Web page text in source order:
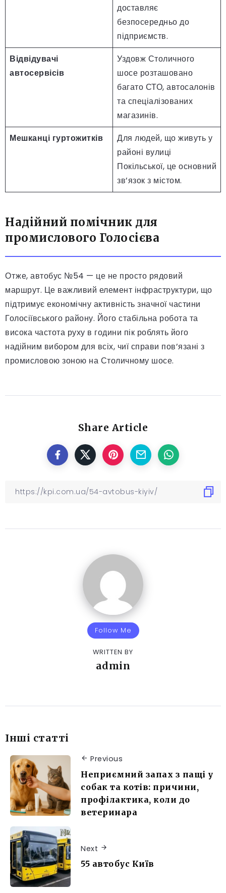
доставляє
безпосередньо до
підприємств.
Відвідувачі
автосервісів
Уздовж Столичного
шосе розташовано
багато СТО, автосалонів
та спеціалізованих
магазинів.
Мешканці гуртожитків
Для людей, що живуть у
районі вулиці
Покільської, це основний
зв’язок з містом.
Надійний помічник для
промислового Голосієва
Отже, автобус №54 — це не просто рядовий
маршрут. Це важливий елемент інфраструктури, що
підтримує економічну активність значної частини
Голосіївського району. Його стабільна робота та
висока частота руху в години пік роблять його
надійним вибором для всіх, чиї справи пов’язані з
промисловою зоною на Столичному шосе.
Share Article
Follow Me
WRITTEN BY
admin
Інші статті
Previous
Неприємний запах з пащі у
собак та котів: причини,
профілактика, коли до
ветеринара
Next
55 автобус Київ